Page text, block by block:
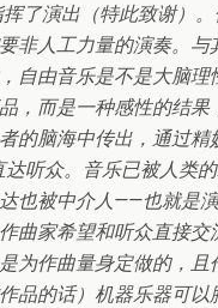
挥了演出（特此致谢）
非人工力量的演奏。与
自由音乐是不是大脑理
，而是一种感性的结果
的脑海中传出，通过精
达听众。音乐已被人类
也被中介人——也就是
曲家希望和听众直接交
为作曲量身定做的，且
品的话）机器乐器可以